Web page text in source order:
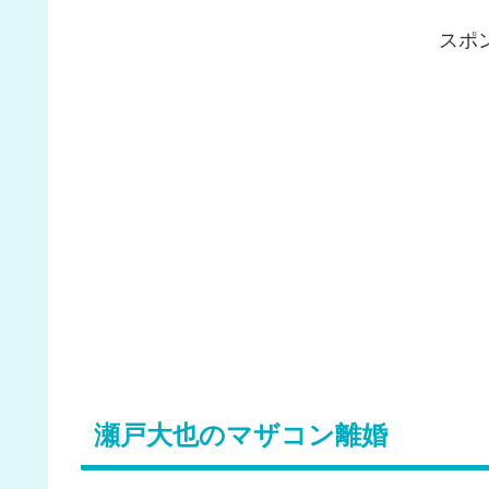
スポ
瀬戸大也のマザコン離婚